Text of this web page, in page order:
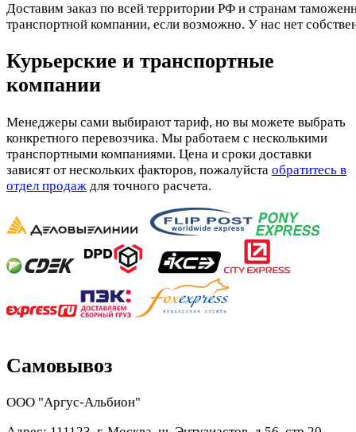
Доставим заказ по всей территории РФ и странам
транспортной компании, если возможно. У нас нет
Курьерские и транспортные
компании
Менеджеры сами выбирают тариф, но вы можете выбрать
конкретного перевозчика. Мы работаем с несколькими
транспортными компаниями. Цена и сроки доставки
зависят от нескольких факторов, пожалуйста обратитесь в
отдел продаж для точного расчета.
Самовывоз
ООО "Аргус-Альбион"